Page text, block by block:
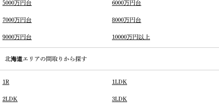
5000万円台 6000万円台
7000万円台 8000万円台
9000万円台 10000万円以上
北海道エリアの間取りから探す
1R 1LDK
2LDK 3LDK